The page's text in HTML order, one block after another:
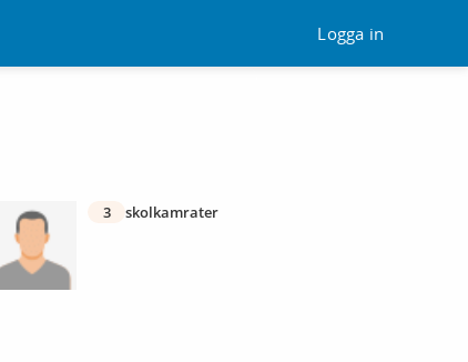
Logga in
3 skolkamrater